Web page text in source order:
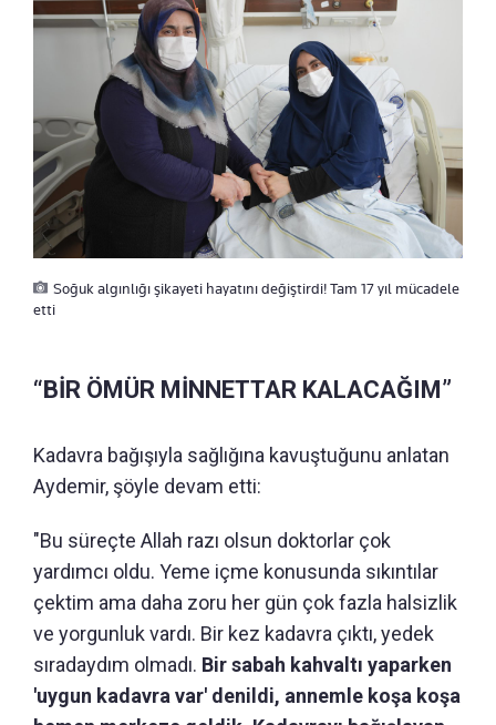
Soğuk algınlığı şikayeti hayatını değiştirdi! Tam 17 yıl mücadele
etti
“BİR ÖMÜR MİNNETTAR KALACAĞIM”
Kadavra bağışıyla sağlığına kavuştuğunu anlatan
Aydemir, şöyle devam etti:
"Bu süreçte Allah razı olsun doktorlar çok
yardımcı oldu. Yeme içme konusunda sıkıntılar
çektim ama daha zoru her gün çok fazla halsizlik
ve yorgunluk vardı. Bir kez kadavra çıktı, yedek
sıradaydım olmadı. Bir sabah kahvaltı yaparken
'uygun kadavra var' denildi, annemle koşa koşa